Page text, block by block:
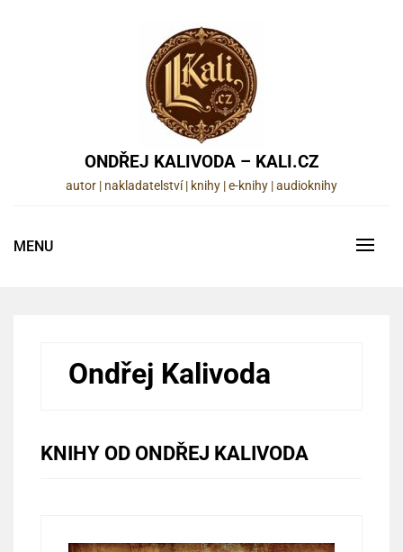
ONDŘEJ KALIVODA – KALI.CZ
autor | nakladatelství | knihy | e-knihy | audioknihy
MENU
Ondřej Kalivoda
KNIHY OD ONDŘEJ KALIVODA